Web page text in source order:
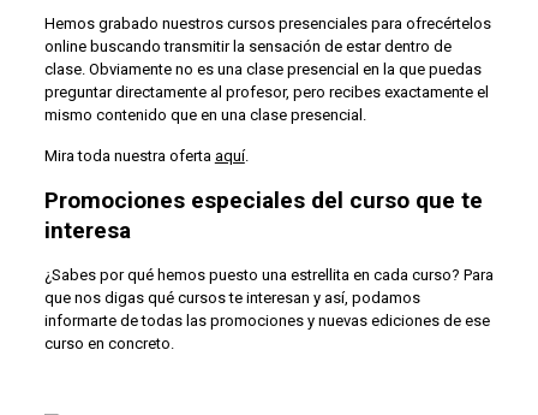
Hemos grabado nuestros cursos presenciales para ofrecértelos
online buscando transmitir la sensación de estar dentro de
clase. Obviamente no es una clase presencial en la que puedas
preguntar directamente al profesor, pero recibes exactamente el
mismo contenido que en una clase presencial.
Mira toda nuestra oferta aquí.
Promociones especiales del curso que te
interesa
¿Sabes por qué hemos puesto una estrellita en cada curso? Para
que nos digas qué cursos te interesan y así, podamos
informarte de todas las promociones y nuevas ediciones de ese
curso en concreto.